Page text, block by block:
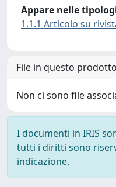
Appare nelle
1.1.1 Articolo su
File in questo
Non ci sono file
I documenti in IRIS
tutti i diritti sono
indicazione.